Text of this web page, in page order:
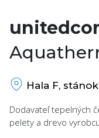
Hala F, stánok
Dodavateľ tepelných
pelety a drevo